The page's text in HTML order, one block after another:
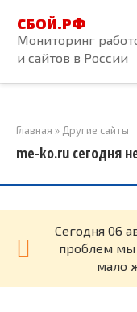
контенту
СБОЙ.РФ
Мониторинг
и сайтов в России
Главная » Другие сайты
me-ko.ru сегодня
Cегодня 06
проблем мы
мало